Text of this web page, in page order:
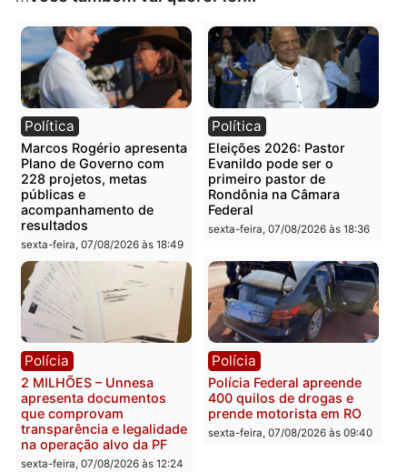
incluindo transtornos do espectro autista e
Publicidade
Categorias
Rondônia
Você também vai querer ler...
Política
Marcos Rogério apresenta
Plano de Governo com
228 projetos, metas
públicas e
acompanhamento de
resultados
Política
Eleições 2026: Pastor
Evanildo pode ser o
primeiro pastor de
Rondônia na Câmara
Federal